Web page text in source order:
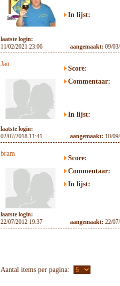
In lijst:
laatste login:
11/02/2021 23:06
aangemaakt: 09/
Jan
Score:
Commentaar:
In lijst:
laatste login:
02/07/2018 11:41
aangemaakt: 18/
bram
Score:
Commentaar:
In lijst:
laatste login:
22/07/2012 19:37
aangemaakt: 22/
Aantal items per pagina: